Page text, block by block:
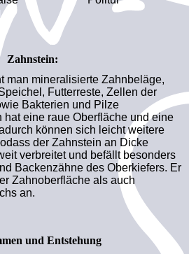
Zahnstein:
man mineralisierte Zahnbeläge,
Futterreste, Zellen der
Bakterien und Pilze
eine raue Oberfläche und eine
können sich leicht weitere
der Zahnstein an Dicke
verbreitet und befällt besonders
Backenzähne des Oberkiefers. Er
Zahnoberfläche als auch
an.
und Entstehung